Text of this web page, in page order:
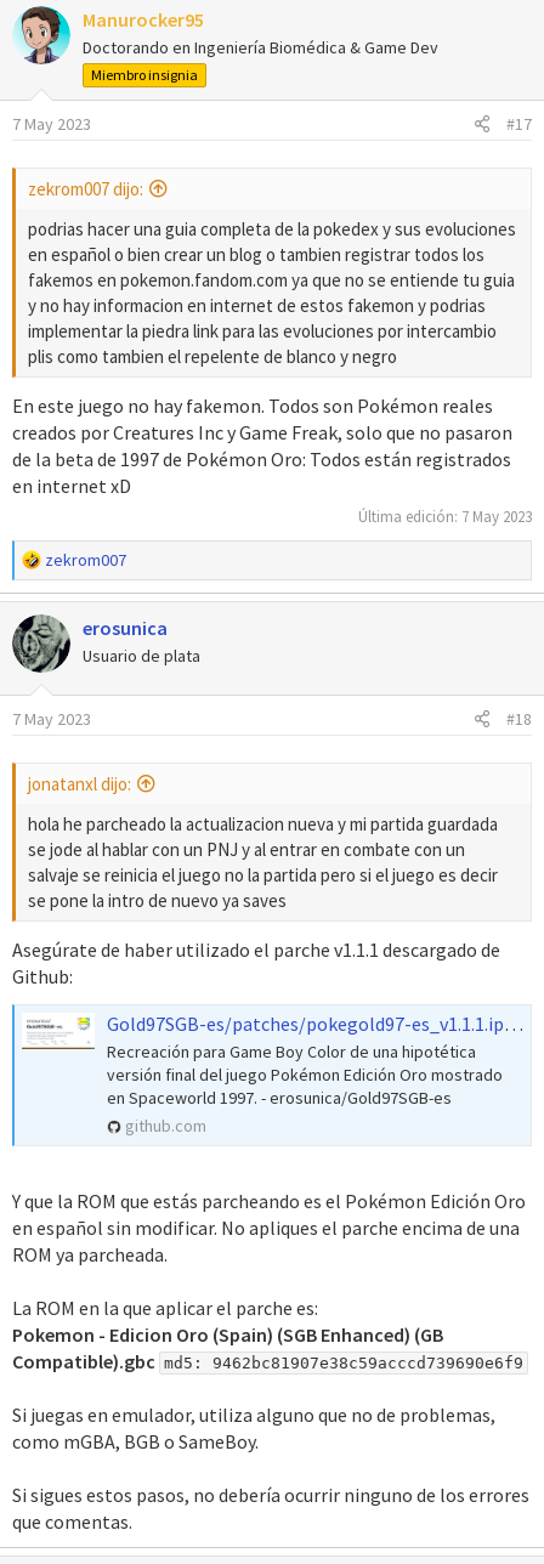
c
c
i
o
e
:
Manurocker95
Doctorando en Ingeniería Biomédica & Game Dev
Miembro insignia
7 May 2023 #17
zekrom007 dijo:
podrias hacer una guia completa de la pokedex y sus evoluciones
en español o bien crear un blog o tambien registrar todos los
fakemos en pokemon.fandom.com ya que no se entiende tu guia
y no hay informacion en internet de estos fakemon y podrias
implementar la piedra link para las evoluciones por intercambio
plis como tambien el repelente de blanco y negro
En este juego no hay fakemon. Todos son Pokémon reales
creados por Creatures Inc y Game Freak, solo que no pasaron
de la beta de 1997 de Pokémon Oro: Todos están registrados
en internet xD
Última edición: 7 May 2023
R
e
a
c
c
i
o
n
:
zekrom007
erosunica
Usuario de plata
7 May 2023 #18
jonatanxl dijo:
hola he parcheado la actualizacion nueva y mi partida guardada
se jode al hablar con un PNJ y al entrar en combate con un
salvaje se reinicia el juego no la partida pero si el juego es decir
se pone la intro de nuevo ya saves
Asegúrate de haber utilizado el parche v1.1.1 descargado de
Github:
Gold97SGB-es/patches/pokegold97-es_v1.1.1.ips at master · erosunica/Gold97SGB-es
Recreación para Game Boy Color de una hipotética
versión final del juego Pokémon Edición Oro mostrado
en Spaceworld 1997. - erosunica/Gold97SGB-es
github.com
Y que la ROM que estás parcheando es el Pokémon Edición Oro
en español sin modificar. No apliques el parche encima de una
ROM ya parcheada.
La ROM en la que aplicar el parche es:
Pokemon - Edicion Oro (Spain) (SGB Enhanced) (GB
Compatible).gbc md5: 9462bc81907e38c59acccd739690e6f9
Si juegas en emulador, utiliza alguno que no de problemas,
como mGBA, BGB o SameBoy.
Si sigues estos pasos, no debería ocurrir ninguno de los errores
que comentas.